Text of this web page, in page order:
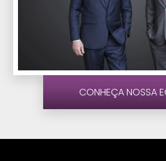
CONHEÇA NOSSA